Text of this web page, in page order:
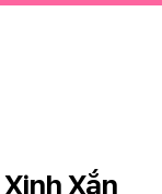
Xắn